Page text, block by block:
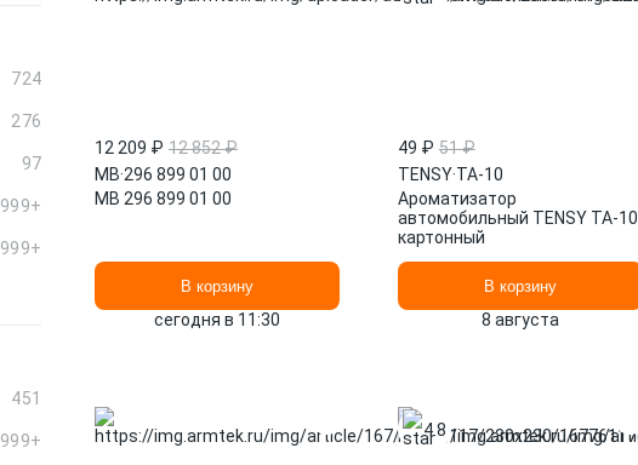
724
276
97
999+
999+
451
999+
12 209 ₽ 12 852 ₽
MB·296 899 01 00
MB 296 899 01 00
В корзину
сегодня в 11:30
49 ₽ 51 ₽
TENSY·TA-10
Ароматизатор
автомобильный TENSY TA-10
картонный
В корзину
8 августа
4.8